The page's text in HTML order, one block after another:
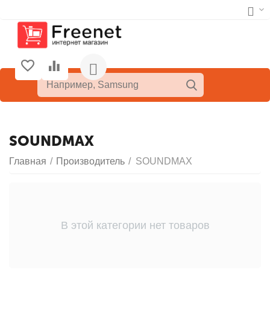
SOUNDMAX
Главная / Производитель / SOUNDMAX
В этой категории нет товаров